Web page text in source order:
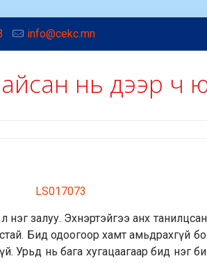
info@cekc.mn
нь дээр
нэг залуу. Эхнэртэйгээ анх
Бид одоогоор хамт амьдрахгүй
Урьд нь бага хугацаагаар бид нэг